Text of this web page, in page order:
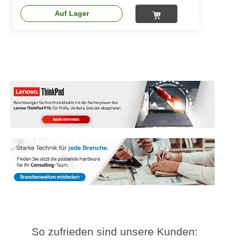
Auf Lager
So zufrieden sind unsere Kunden: